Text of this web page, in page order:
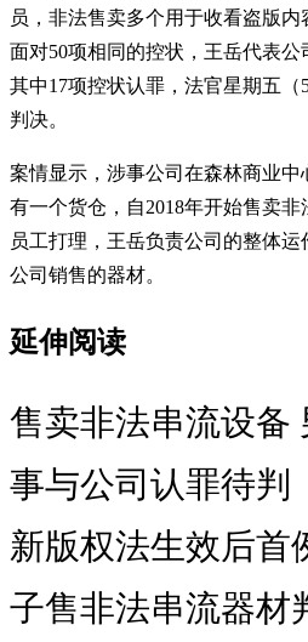
员，非法售卖多个用于收看盗版
面对50项相同的控状，王岳代表
其中17项控状认罪，法官星期五（
判决。
案情显示，涉事公司在森林商业
有一个货仓，自2018年开始售卖
员工打理，王岳负责公司的整体
公司销售的器材。
延伸阅读
售卖非法串流设备
事与公司认罪待判
新版权法生效后首
子售非法串流器材